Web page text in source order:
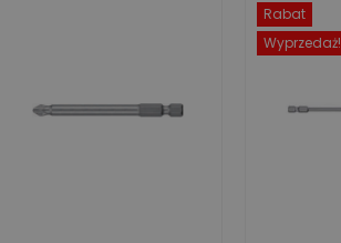
Rabat
Wyprzedaż!